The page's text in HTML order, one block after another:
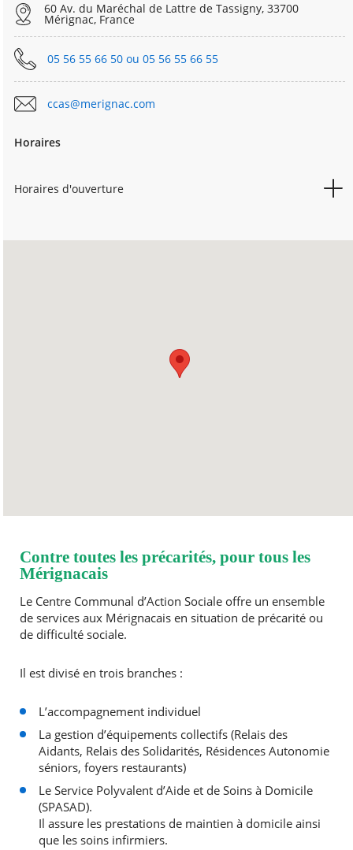
60 Av. du Maréchal de Lattre de Tassigny, 33700
Mérignac, France
05 56 55 66 50 ou 05 56 55 66 55
ccas@merignac.com
Horaires
Horaires d'ouverture
à 17h
Contre toutes les précarités, pour tous les
Mérignacais
Le Centre Communal d’Action Sociale offre un ensemble
de services aux Mérignacais en situation de précarité ou
de difficulté sociale.
Il est divisé en trois branches :
L’accompagnement individuel
La gestion d’équipements collectifs (Relais des
Aidants, Relais des Solidarités, Résidences Autonomie
séniors, foyers restaurants)
Le Service Polyvalent d’Aide et de Soins à Domicile
(SPASAD).
Il assure les prestations de maintien à domicile ainsi
que les soins infirmiers.